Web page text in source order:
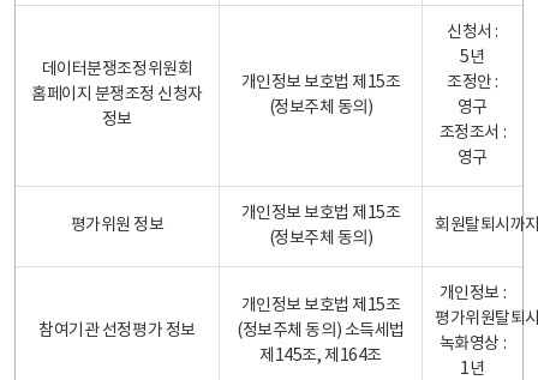
데이터분쟁조정위원회
홈페이지 분쟁조정 신청자
정보
개인정보 보호법 제15조
(정보주체 동의)
신청서 :
5년
조정안 :
영구
조정조서 :
영구
평가위원 정보
개인정보 보호법 제15조
(정보주체 동의)
회원탈퇴시까
참여기관 선정평가 정보
개인정보 보호법 제15조
(정보주체 동의) 소득세법
제145조, 제164조
개인정보 :
평가위원탈퇴
녹화영상 :
1년